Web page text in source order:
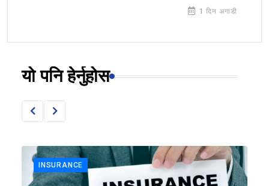
1 दिन अगाडी
यो पनि हेर्नुहोस
INSURANCE